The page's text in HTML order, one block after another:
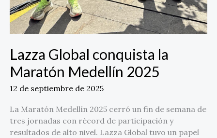
Lazza Global conquista la
Maratón Medellín 2025
12 de septiembre de 2025
La Maratón Medellín 2025 cerró un fin de semana de
tres jornadas con récord de participación y
resultados de alto nivel. Lazza Global tuvo un papel